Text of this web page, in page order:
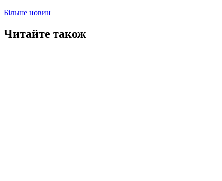
Більше новин
Читайте також